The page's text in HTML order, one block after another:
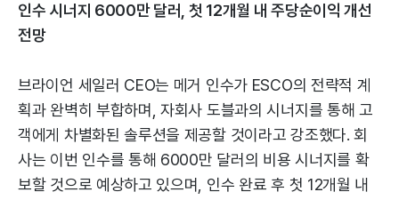
인수 시너지 6000만 달러, 첫 12개월 내 주당순이익 개선
전망
브라이언 세일러 CEO는 메거 인수가 ESCO의 전략적 계
획과 완벽히 부합하며, 자회사 도블과의 시너지를 통해 고
객에게 차별화된 솔루션을 제공할 것이라고 강조했다. 회
사는 이번 인수를 통해 6000만 달러의 비용 시너지를 확
보할 것으로 예상하고 있으며, 인수 완료 후 첫 12개월 내